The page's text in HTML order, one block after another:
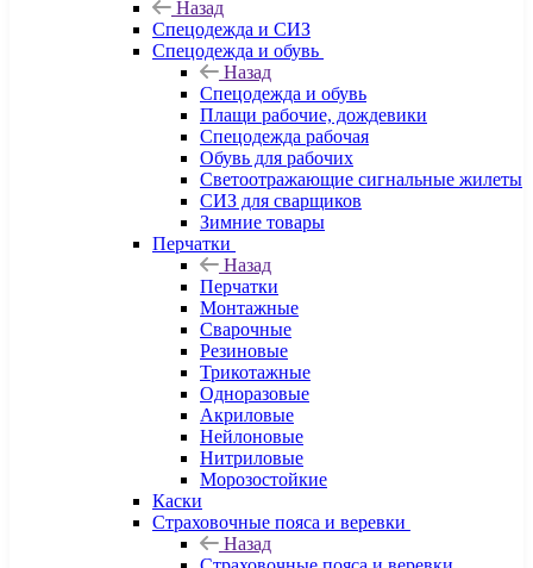
Назад
Спецодежда и СИЗ
Спецодежда и обувь
Назад
Спецодежда и обувь
Плащи рабочие, дождевики
Спецодежда рабочая
Обувь для рабочих
Светоотражающие сигнальные жилеты
СИЗ для сварщиков
Зимние товары
Перчатки
Назад
Перчатки
Монтажные
Сварочные
Резиновые
Трикотажные
Одноразовые
Акриловые
Нейлоновые
Нитриловые
Морозостойкие
Каски
Страховочные пояса и веревки
Назад